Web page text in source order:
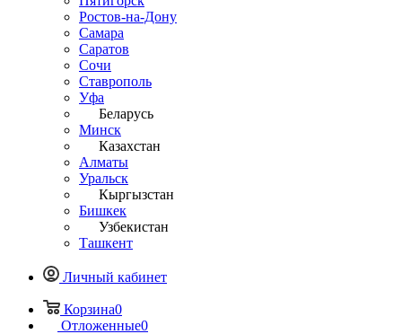
Ростов-на-Дону
Самара
Саратов
Сочи
Ставрополь
Уфа
Беларусь
Минск
Казахстан
Алматы
Уральск
Кыргызстан
Бишкек
Узбекистан
Ташкент
Личный кабинет
Корзина0
Отложенные0